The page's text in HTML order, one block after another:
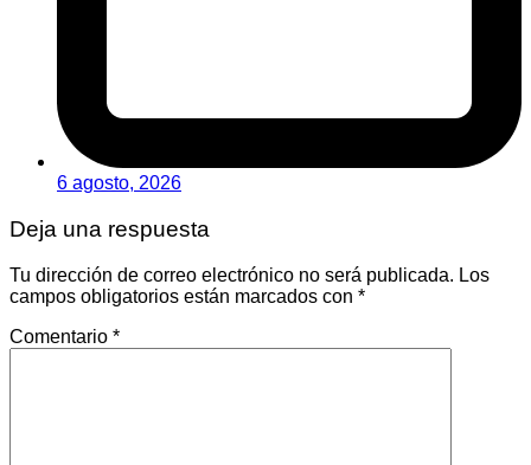
6 agosto, 2026
Deja una respuesta
Tu dirección de correo electrónico no será publicada. Los
campos obligatorios están marcados con *
Comentario *